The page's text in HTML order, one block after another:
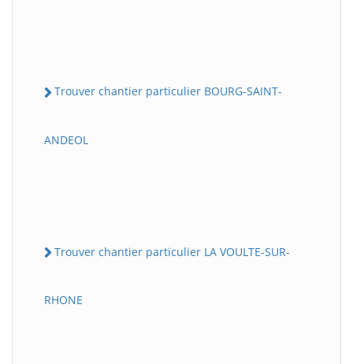
Trouver chantier particulier BOURG-SAINT-
ANDEOL
Trouver chantier particulier LA VOULTE-SUR-
RHONE